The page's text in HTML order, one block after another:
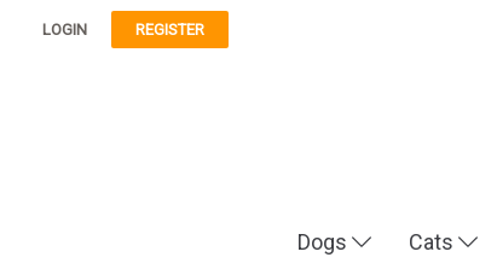
LOGIN REGISTER
Dogs Cats